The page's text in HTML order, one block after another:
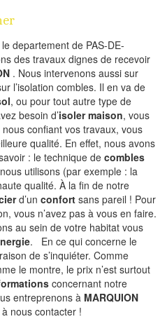
departement de PAS-DE-
des travaux dignes de recevoir
. Nous intervenons aussi sur
l’isolation combles. Il en va de
, ou pour tout autre type de
besoin d’isoler maison, vous
confiant vos travaux, vous
qualité. En effet, nous avons
: le technique de combles
utilisons (par exemple : la
qualité. À la fin de notre
d’un confort sans pareil ! Pour
vous n’avez pas à vous en faire.
au sein de votre habitat vous
. En ce qui concerne le
de s’inquiéter. Comme
le montre, le prix n’est surtout
concernant notre
entreprenons à MARQUION
nous contacter !